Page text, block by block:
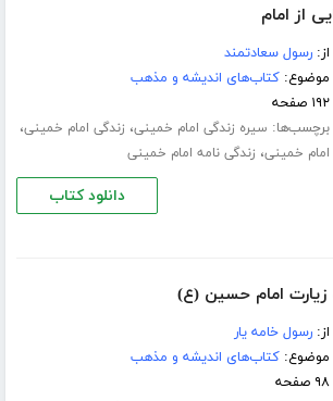
از امام
از:رسول سعادتمند
موضوع:کتاب‌های اندیشه و مذهب
۱۹۲ صفحه
برچسب‌ها: سیره زندگی امام خمینی، زندگی امام خمینی،
امام خمینی، زندگی نامه امام خمینی
دانلود کتاب
زیارت امام حسین (ع)
از:رسول خامه یار
موضوع:کتاب‌های اندیشه و مذهب
۹۸ صفحه